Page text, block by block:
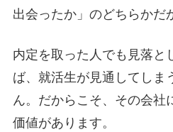
出会ったか」のどちらかだ
内定を取った人でも見落と
ば、就活生が見通してしま
ん。だからこそ、その会社
価値があります。